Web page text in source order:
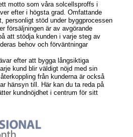
motto som våra solcellsproffs i
efter i högsta grad. Omfattande
personligt stöd under byggprocessen
försäljningen är av avgörande
att stödja kunden i varje steg av
behov och förväntningar
efter att bygga långsiktiga
kund blir väldigt nöjd med sin
från kunderna är också
hänsyn till. Här kan du ta reda på
kundnöjdhet i centrum för sitt